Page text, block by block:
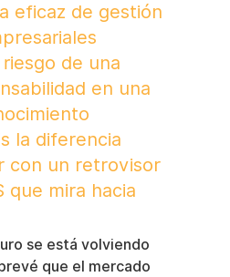
eficaz de gestión
de una
en una
la diferencia
con un retrovisor
que mira hacia
se está volviendo
que el mercado